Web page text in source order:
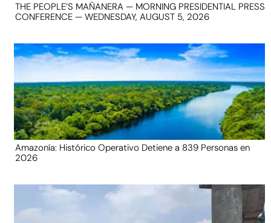
THE PEOPLE’S MAÑANERA — MORNING PRESIDENTIAL PRESS
CONFERENCE — WEDNESDAY, AUGUST 5, 2026
Amazonía: Histórico Operativo Detiene a 839 Personas en
2026